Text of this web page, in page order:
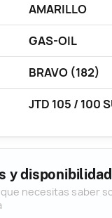
AMARILLO
GAS-OIL
BRAVO (182)
JTD 105 / 100
y disponibilidad
necesitas saber